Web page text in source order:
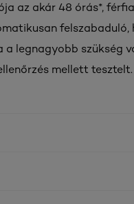
az akár 48 órás*,
felszabaduló,
legnagyobb szükség
mellett